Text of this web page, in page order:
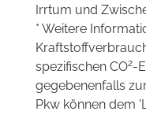
Irrtum und
* Weitere
spezifischen CO2-
gegebenenfalls
Pkw können dem